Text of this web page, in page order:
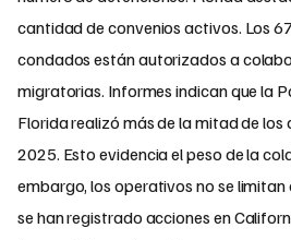
cantidad de convenios activos. Los
condados están autorizados a
migratorias. Informes indican que la
Florida realizó más de la mitad de
2025. Esto evidencia el peso de la
embargo, los operativos no se
se han registrado acciones en